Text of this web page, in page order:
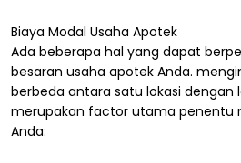
Biaya Modal Usaha Apotek
Ada beberapa hal yang dapat
besaran usaha apotek Anda.
berbeda antara satu lokasi dengan
merupakan factor utama penentu
Anda: